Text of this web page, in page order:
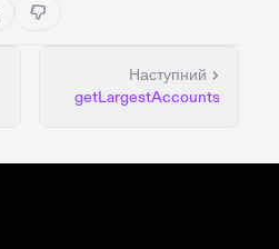
Наступний
getLargestAccounts